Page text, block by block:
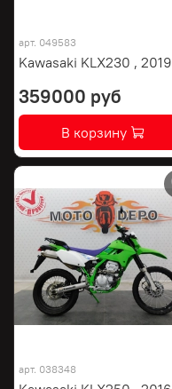
арт. 049583
Kawasaki KLX230 , 2019
359000 руб
В корзину
арт. 038348